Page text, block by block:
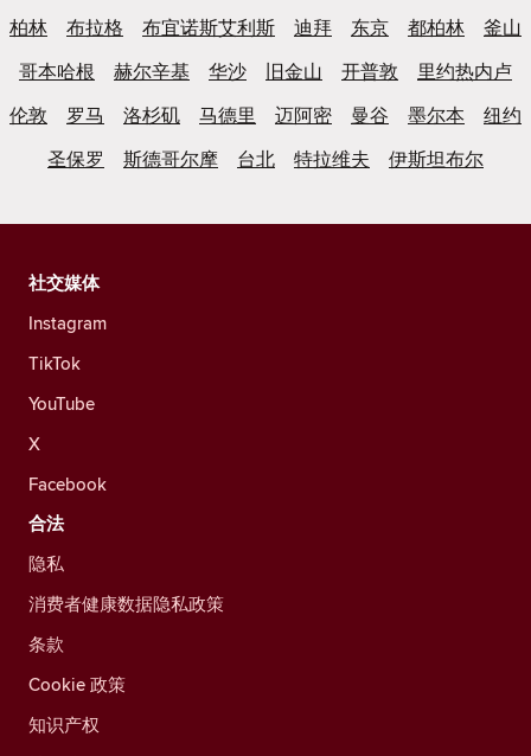
柏林
布拉格 布宜诺斯艾利斯 迪拜 东京 都柏林
釜山
哥本哈根
赫尔辛基 华沙 旧金山 开普敦
里约热内卢
伦敦
罗马 洛杉矶 马德里 迈阿密 曼谷 墨尔本
纽约
圣保罗
斯德哥尔摩 台北 特拉维夫 伊斯坦布尔
社交媒体
Instagram
TikTok
YouTube
X
Facebook
合法
隐私
消费者健康数据隐私政策
条款
Cookie 政策
知识产权